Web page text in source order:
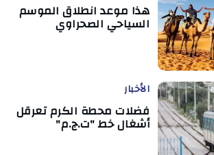
هذا موعد انطلاق الموسم
السياحي الصحراوي
الأخبار
فضلات محطة الكرم تعرقل
أشغال خط "ت.ج.م"